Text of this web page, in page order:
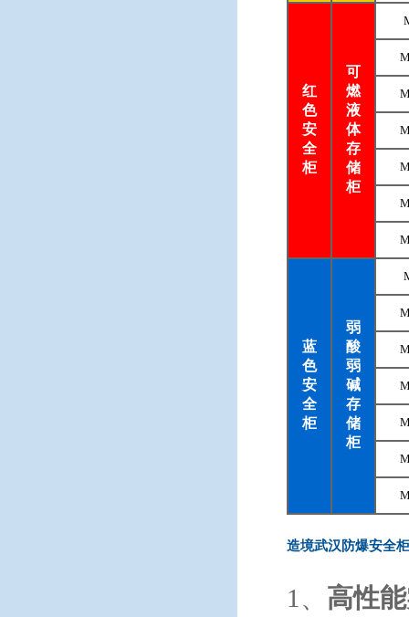
红
色
安
全
柜
可
燃
液
体
存
储
柜
蓝
色
安
全
柜
弱
酸
弱
碱
存
储
柜
造境武汉防爆安全
1、 高性